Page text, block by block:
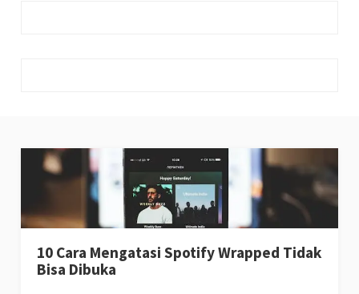
10 Cara Mengatasi Spotify Wrapped Tidak
Bisa Dibuka